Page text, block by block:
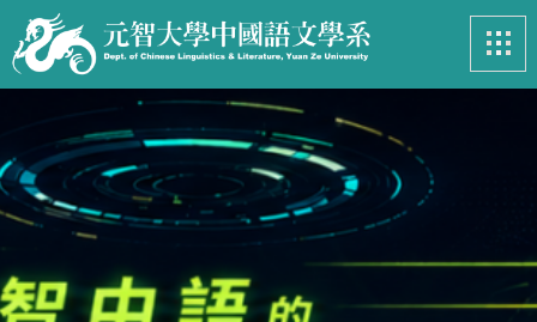
最新消息
系所簡介 Introduction
課程資訊 Course